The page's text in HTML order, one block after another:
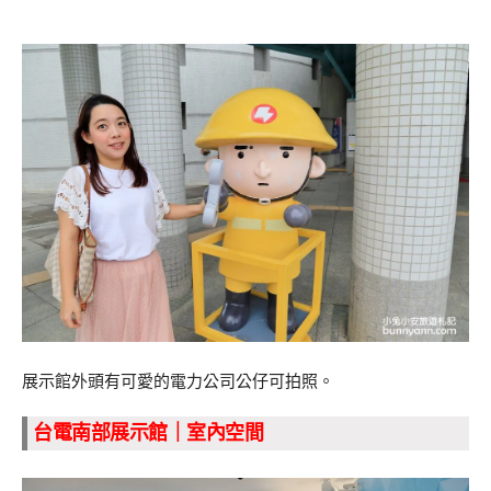
展示館外頭有可愛的電力公司公仔可拍照。
台電南部展示館｜室內空間